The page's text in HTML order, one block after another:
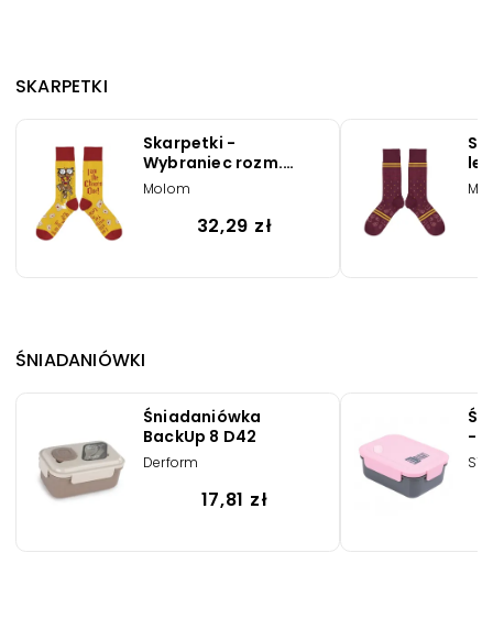
SKARPETKI
Skarpetki -
Wybraniec rozm.
42/46
Molom
32,29 zł
ŚNIADANIÓWKI
Śniadaniówka
BackUp 8 D42
Derform
17,81 zł
-